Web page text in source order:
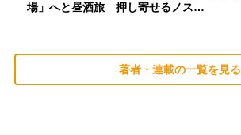
場」へと昼酒旅 押し寄せるノス…
著者・連載の一覧を見る